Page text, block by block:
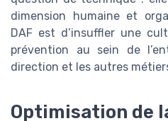
dimension humaine et
DAF est d’insuffler une
prévention au sein de
direction et les autres
Optimisation de